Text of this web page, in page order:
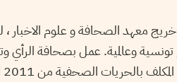
معهد الصحافة و علوم الاخبار ،
تونسية وعالمية. عمل بصحافة
الصحفية من 2011 الى 2014.